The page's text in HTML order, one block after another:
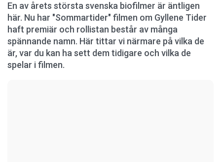
En av årets största svenska biofilmer är äntligen
här. Nu har "Sommartider" filmen om Gyllene Tider
haft premiär och rollistan består av många
spännande namn. Här tittar vi närmare på vilka de
är, var du kan ha sett dem tidigare och vilka de
spelar i filmen.